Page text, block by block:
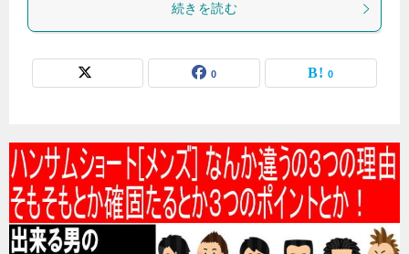
続きを読む
0 0